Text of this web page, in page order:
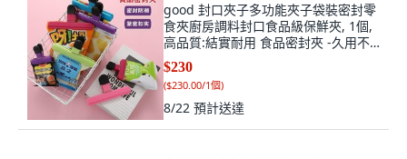
good 封口夾子多功能夾子袋裝密封零
食夾廚房調料封口食品級保鮮夾, 1個,
高品質:結實耐用 食品密封夾 -久用不
變,普通材質:基礎咬合 1個小號 不防潮
$230
($230.00/1個)
8/22 預計送達